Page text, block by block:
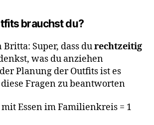
brauchst du?
Britta: Super, dass durechtzeitig
was du anziehen
Planung der Outfits ist es
Fragen zu beantworten
mit Essen im Familienkreis = 1